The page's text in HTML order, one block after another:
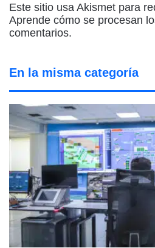
Este sitio usa Akismet para
Aprende cómo se procesan
comentarios.
En la misma categoría